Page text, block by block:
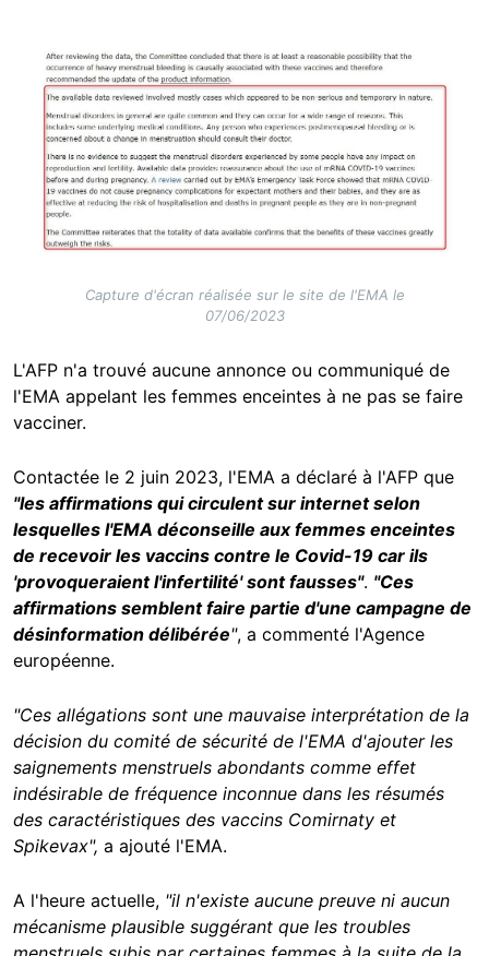
Image
Capture d'écran réalisée sur le site de l'EMA le
07/06/2023
L'AFP n'a trouvé aucune annonce ou communiqué de
l'EMA appelant les femmes enceintes à ne pas se faire
vacciner.
Contactée le 2 juin 2023, l'EMA a déclaré à l'AFP que
"les affirmations qui circulent sur internet selon
lesquelles l'EMA déconseille aux femmes enceintes
de recevoir les vaccins contre le Covid-19 car ils
'provoqueraient l'infertilité' sont fausses". "Ces
affirmations semblent faire partie d'une campagne de
désinformation délibérée", a commenté l'Agence
européenne.
"Ces allégations sont une mauvaise interprétation de la
décision du comité de sécurité de l'EMA d'ajouter les
saignements menstruels abondants comme effet
indésirable de fréquence inconnue dans les résumés
des caractéristiques des vaccins Comirnaty et
Spikevax", a ajouté l'EMA.
A l'heure actuelle, "il n'existe aucune preuve ni aucun
mécanisme plausible suggérant que les troubles